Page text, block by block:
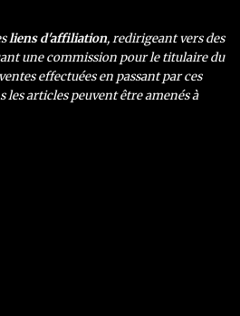
liens d'affiliation, redirigeant vers des
une commission pour le titulaire du
effectuées en passant par ces
les articles peuvent être amenés à